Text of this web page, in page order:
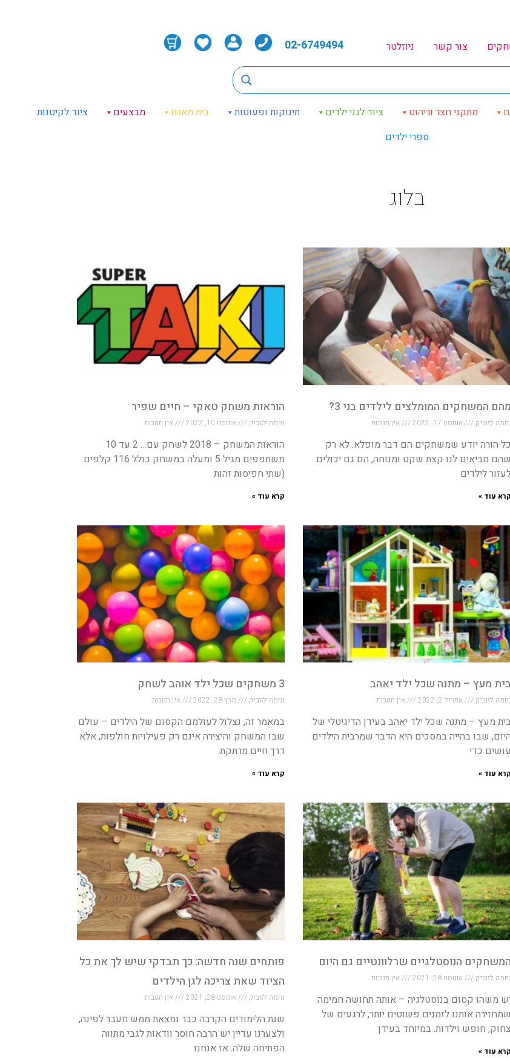
צור קשר ניוזלטר 02-6749494
מתקני חצר וריהוט ציוד לגני ילדים תינוקות ופעוטות בית מארח מבצעים
ציוד לקיטנות
ספרי ילדים
בלוג
מהם המשחקים המומלצים לילדים בני 3?
נחמה לזוביק אוגוסט 17, 2022 אין תגובות
כל הורה יודע שמשחקים הם דבר מופלא. לא רק
שהם מביאים לנו קצת שקט ומנוחה, הם גם יכולים
לילדים
קרא עוד »
הוראות משחק טאקי – חיים שפיר
נחמה לזוביק אוגוסט 10, 2022 אין תגובות
הוראות המשחק – 2018 לשחק עם… 2 עד 10
משתפפים מגיל 5 ומעלה במשחק כולל 116 קלפים
(שתי חפיסות זהות
קרא עוד »
בית מעץ – מתנה שכל ילד יאהב
נחמה לזוביק אפריל 2, 2022 אין תגובות
מעץ – מתנה שכל ילד יאהב בעידן הדיגיטלי של
היום, שבו בהייה במסכים היא הדבר שמרבית הילדים
עושים כדי
קרא עוד »
3 משחקים שכל ילד אוהב לשחק
נחמה לזוביק מרץ 28, 2022 אין תגובות
במאמר זה, נצלול לעולמם הקסום של הילדים – עולם
שבו המשחק והיצירה אינם רק פעילויות חולפות, אלא
דרך חיים מרתקת.
קרא עוד »
המשחקים הנוסטלגיים שרלוונטיים גם היום
נחמה לזוביק אוגוסט 28, 2021 אין תגובות
יש משהו קסום בנוסטלגיה – אותה תחושה חמימה
שמחזירה אותנו לזמנים פשוטים יותר, לרגעים של
צחוק, חופש וילדות. במיוחד בעידן
קרא עוד »
פותחים שנה חדשה: כך תבדקי שיש לך את כל
הציוד שאת צריכה לגן הילדים
נחמה לזוביק אוגוסט 28, 2021 אין תגובות
שנת הלימודים הקרבה כבר נמצאת ממש מעבר לפינה,
ולצערנו עדיין יש הרבה חוסר וודאות לגבי מתווה
הפתיחה שלה. אז אנחנו